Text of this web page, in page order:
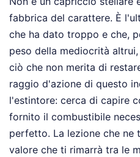
fabbrica del carattere. È
che ha dato troppo e che,
peso della mediocrità
ciò che non merita di
raggio d'azione di questo
l'estintore: cerca di capire
fornito il combustibile
perfetto. La lezione che ne
valore che ti rimarrà tra le